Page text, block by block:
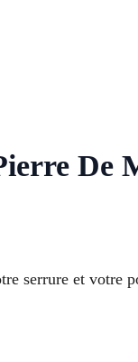
De
serrure et votre